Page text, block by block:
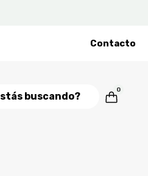
Contacto
0